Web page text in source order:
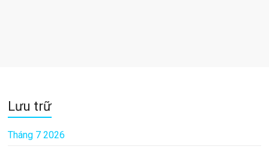
Lưu trữ
Tháng 7 2026